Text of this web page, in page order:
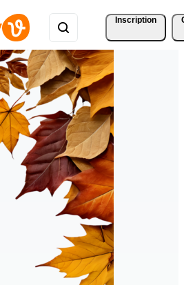
Inscription